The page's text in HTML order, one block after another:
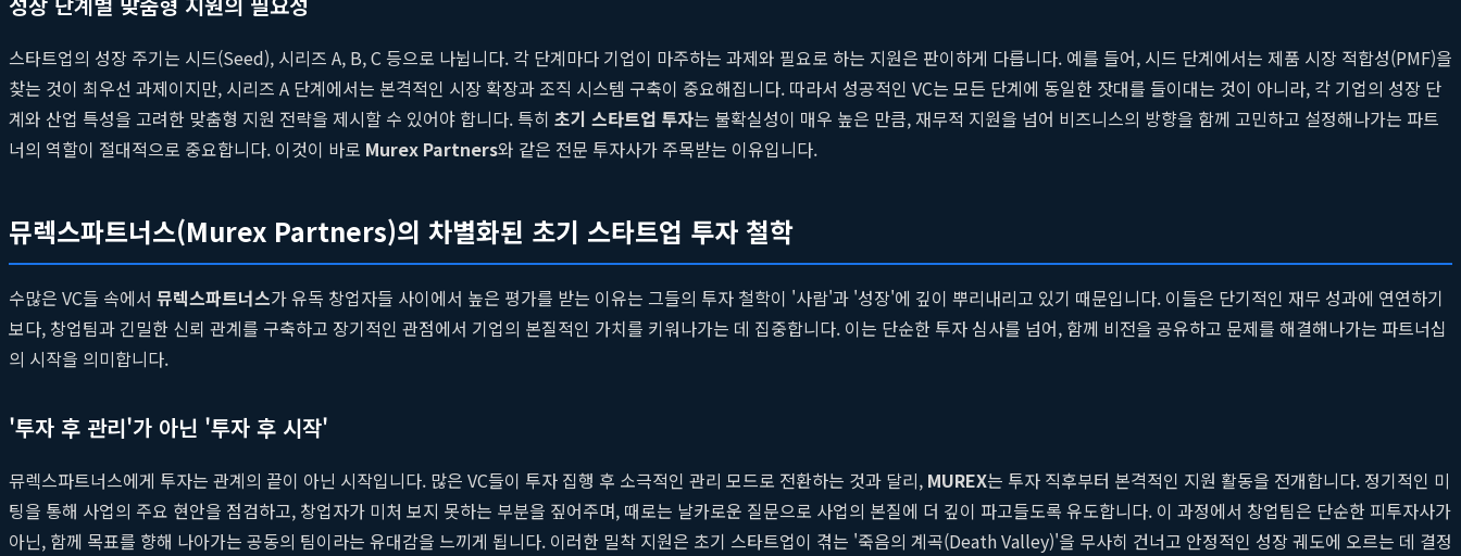
스타트업의 성장 주기는 시드(Seed), 시리즈 A, B, C 등으로 나뉩니다. 각 단계마다 기업이 마주하는 과제와 필요로 하는 지원은 판이하게 다릅니다. 예를 들어, 시드 단계에서는 제품 시장 적합성(PMF)을
찾는 것이 최우선 과제이지만, 시리즈 A 단계에서는 본격적인 시장 확장과 조직 시스템 구축이 중요해집니다. 따라서 성공적인 VC는 모든 단계에 동일한 잣대를 들이대는 것이 아니라, 각 기업의 성장 단
계와 산업 특성을 고려한 맞춤형 지원 전략을 제시할 수 있어야 합니다. 특히 초기 스타트업 투자는 불확실성이 매우 높은 만큼, 재무적 지원을 넘어 비즈니스의 방향을 함께 고민하고 설정해나가는 파트
너의 역할이 절대적으로 중요합니다. 이것이 바로 Murex Partners와 같은 전문 투자사가 주목받는 이유입니다.
뮤렉스파트너스(Murex Partners)의 차별화된 초기 스타트업 투자 철학
수많은 VC들 속에서 뮤렉스파트너스가 유독 창업자들 사이에서 높은 평가를 받는 이유는 그들의 투자 철학이 '사람'과 '성장'에 깊이 뿌리내리고 있기 때문입니다. 이들은 단기적인 재무 성과에 연연하기
보다, 창업팀과 긴밀한 신뢰 관계를 구축하고 장기적인 관점에서 기업의 본질적인 가치를 키워나가는 데 집중합니다. 이는 단순한 투자 심사를 넘어, 함께 비전을 공유하고 문제를 해결해나가는 파트너십
의 시작을 의미합니다.
'투자 후 관리'가 아닌 '투자 후 시작'
뮤렉스파트너스에게 투자는 관계의 끝이 아닌 시작입니다. 많은 VC들이 투자 집행 후 소극적인 관리 모드로 전환하는 것과 달리, MUREX는 투자 직후부터 본격적인 지원 활동을 전개합니다. 정기적인 미
팅을 통해 사업의 주요 현안을 점검하고, 창업자가 미처 보지 못하는 부분을 짚어주며, 때로는 날카로운 질문으로 사업의 본질에 더 깊이 파고들도록 유도합니다. 이 과정에서 창업팀은 단순한 피투자사가
아닌, 함께 목표를 향해 나아가는 공동의 팀이라는 유대감을 느끼게 됩니다. 이러한 밀착 지원은 초기 스타트업이 겪는 '죽음의 계곡(Death Valley)'을 무사히 건너고 안정적인 성장 궤도에 오르는 데 결정